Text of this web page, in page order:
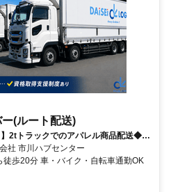
(ルート配送)
】2tトラックでのアパレル商品配送◆入
社 市川ハブセンター
歩20分 車・バイク・自転車通勤OK